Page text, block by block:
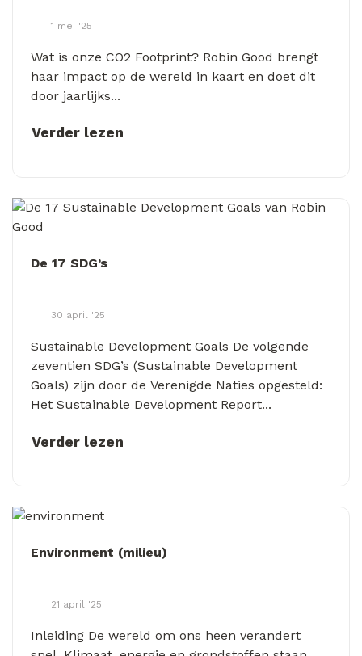
1 mei '25
Wat is onze CO2 Footprint? Robin Good brengt
haar impact op de wereld in kaart en doet dit
door jaarlijks...
Verder lezen
De 17 SDG’s
30 april '25
Sustainable Development Goals De volgende
zeventien SDG’s (Sustainable Development
Goals) zijn door de Verenigde Naties opgesteld:
Het Sustainable Development Report...
Verder lezen
Environment (milieu)
21 april '25
Inleiding De wereld om ons heen verandert